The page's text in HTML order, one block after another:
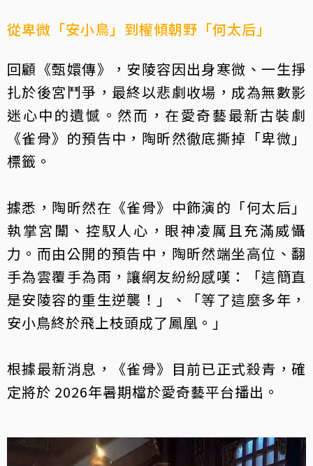
從卑微「安小鳥」到權傾朝野「何太后」
回顧《甄嬛傳》，安陵容因出身寒微、一生掙
扎於後宮鬥爭，最終以悲劇收場，成為無數影
迷心中的遺憾。然而，在愛奇藝最新古裝劇
《雀骨》的預告中，陶昕然徹底撕掉「卑微」
標籤。
據悉，陶昕然在《雀骨》中飾演的「何太后」
執掌宮闈、控馭人心，眼神凌厲且充滿威懾
力。而由公開的預告中，陶昕然端坐高位、翻
手為雲覆手為雨，讓網友紛紛感嘆：「這簡直
是安陵容的重生逆襲！」、「等了這麼多年，
安小鳥終於飛上枝頭成了鳳凰。」
根據最新消息，《雀骨》目前已正式殺青，確
定將於 2026年暑期檔於愛奇藝平台播出。